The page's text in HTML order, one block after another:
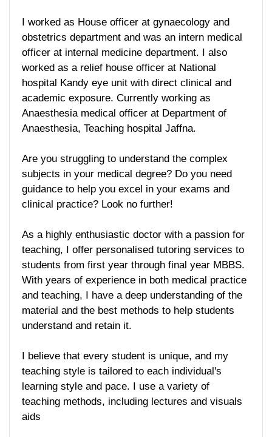
I worked as House officer at gynaecology and
obstetrics department and was an intern medical
officer at internal medicine department. I also
worked as a relief house officer at National
hospital Kandy eye unit with direct clinical and
academic exposure. Currently working as
Anaesthesia medical officer at Department of
Anaesthesia, Teaching hospital Jaffna.
Are you struggling to understand the complex
subjects in your medical degree? Do you need
guidance to help you excel in your exams and
clinical practice? Look no further!
As a highly enthusiastic doctor with a passion for
teaching, I offer personalised tutoring services to
students from first year through final year MBBS.
With years of experience in both medical practice
and teaching, I have a deep understanding of the
material and the best methods to help students
understand and retain it.
I believe that every student is unique, and my
teaching style is tailored to each individual's
learning style and pace. I use a variety of
teaching methods, including lectures and visuals
aids